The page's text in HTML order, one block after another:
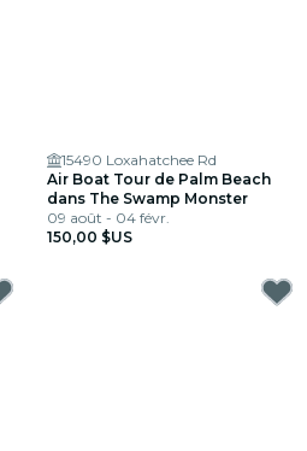
15490 Loxahatchee Rd
Air Boat Tour de Palm Beach
dans The Swamp Monster
09 août - 04 févr.
150,00 $US